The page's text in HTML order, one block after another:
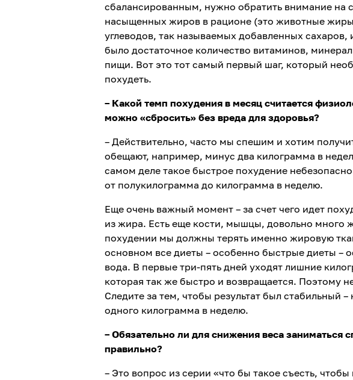
сбалансированным, нужно обратить внимание
насыщенных жиров в рационе (это животные
углеводов, так называемых добавленных
было достаточное количество витаминов,
пищи. Вот это тот самый первый шаг, который
похудеть.
– Какой темп похудения в месяц считается
можно «сбросить» без вреда для здоровья?
– Действительно, часто мы спешим и хотим
обещают, например, минус два килограмма в
самом деле такое быстрое похудение
от полукилограмма до килограмма в неделю.
Еще очень важный момент – за счет чего идет
из жира. Есть еще кости, мышцы, довольно много
похудении мы должны терять именно жировую
основном все диеты – особенно быстрые диеты –
вода. В первые три-пять дней уходят лишние
которая так же быстро и возвращается. Поэтому
Следите за тем, чтобы результат был стабильный
одного килограмма в неделю.
– Обязательно ли для снижения веса заниматься
правильно?
– Это вопрос из серии «что бы такое съесть,